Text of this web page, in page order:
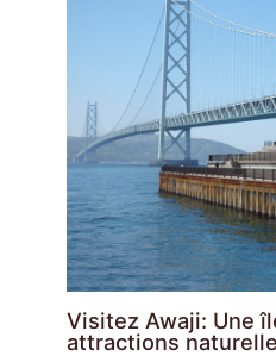
Visitez Awaji: Une
attractions